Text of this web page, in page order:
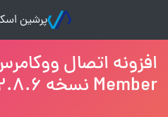
پرشین
Member نسخه 2.8.6